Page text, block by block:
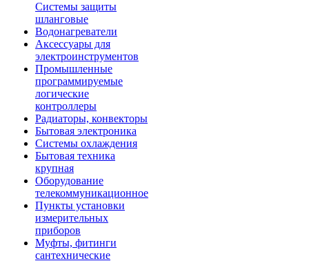
Системы защиты
шланговые
Водонагреватели
Аксессуары для
электроинструментов
Промышленные
программируемые
логические
контроллеры
Радиаторы, конвекторы
Бытовая электроника
Системы охлаждения
Бытовая техника
крупная
Оборудование
телекоммуникационное
Пункты установки
измерительных
приборов
Муфты, фитинги
сантехнические